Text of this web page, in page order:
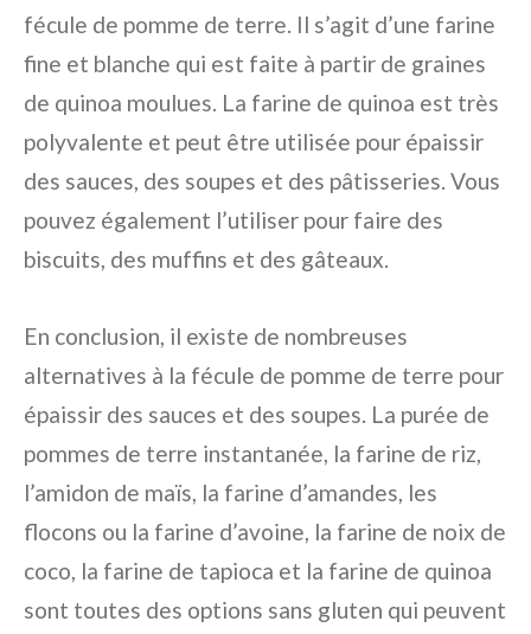
fécule de pomme de terre. Il s’agit d’une farine
fine et blanche qui est faite à partir de graines
de quinoa moulues. La farine de quinoa est très
polyvalente et peut être utilisée pour épaissir
des sauces, des soupes et des pâtisseries. Vous
pouvez également l’utiliser pour faire des
biscuits, des muffins et des gâteaux.
En conclusion, il existe de nombreuses
alternatives à la fécule de pomme de terre pour
épaissir des sauces et des soupes. La purée de
pommes de terre instantanée, la farine de riz,
l’amidon de maïs, la farine d’amandes, les
flocons ou la farine d’avoine, la farine de noix de
coco, la farine de tapioca et la farine de quinoa
sont toutes des options sans gluten qui peuvent